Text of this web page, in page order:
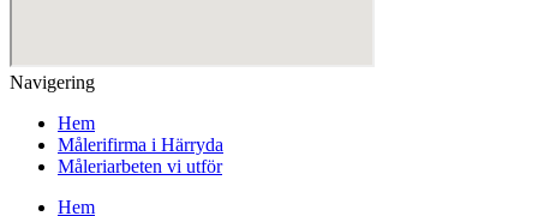
Navigering
Hem
Målerifirma i Härryda
Måleriarbeten vi utför
Hem